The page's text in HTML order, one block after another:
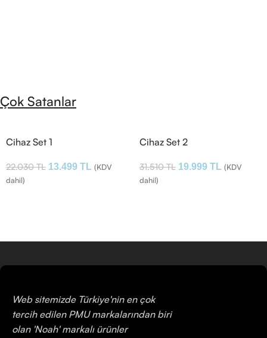
Çok Satanlar
Cihaz Set 1
22.030TL 13.499 TL (KDV
dahil)
Cihaz Set 2
31.510TL 19.999 TL (KDV
dahil)
Web sitemizde Türkiye'nin en çok
tercih edilen PMU markalarından biri
olan 'Noah' markalı ürünler